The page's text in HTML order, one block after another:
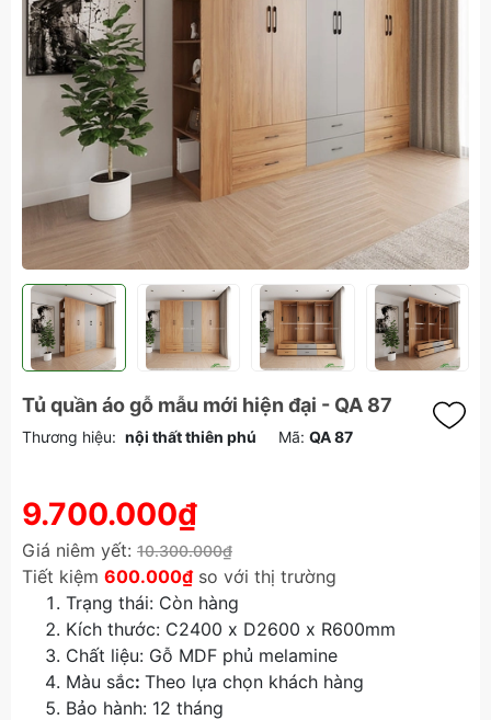
Tủ quần áo gỗ mẫu mới hiện đại - QA 87
Thương hiệu: nội thất thiên phú Mã: QA 87
9.700.000₫
Giá niêm yết: 10.300.000₫
Tiết kiệm 600.000₫ so với thị trường
Trạng thái: Còn hàng
Kích thước: C2400 x D2600 x R600mm
Chất liệu: Gỗ MDF phủ melamine
Màu sắc: Theo lựa chọn khách hàng
Bảo hành: 12 tháng